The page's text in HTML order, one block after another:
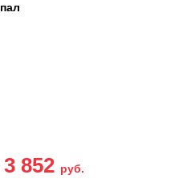
3 852 руб.